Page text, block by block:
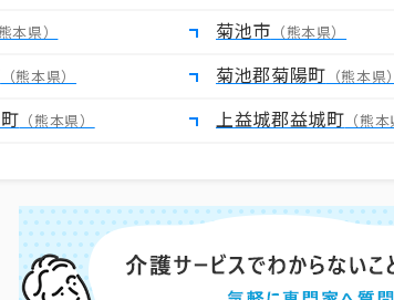
熊本県） 菊池市 （熊本県）
（熊本県） 菊池郡菊陽町 （熊本県）
（熊本県） 上益城郡益城町 （熊本